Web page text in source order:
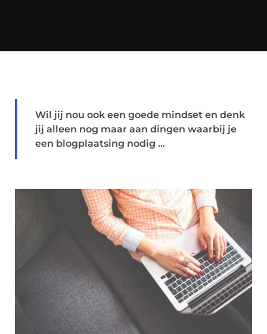
Wil jij nou ook een goede mindset en denk
jij alleen nog maar aan dingen waarbij je
een blogplaatsing nodig ...